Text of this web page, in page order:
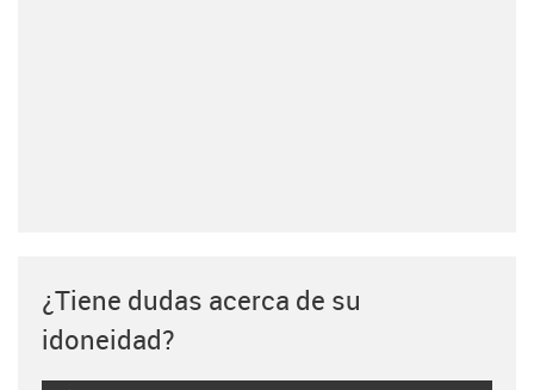
¿Tiene dudas acerca de su
idoneidad?